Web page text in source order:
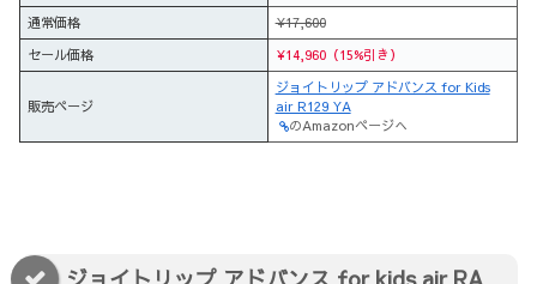
通常価格
¥17,600
セール価格
¥14,960（15%引き）
販売ページ
ジョイトリップ アドバンス for Kids
air R129 YA
のAmazonページへ